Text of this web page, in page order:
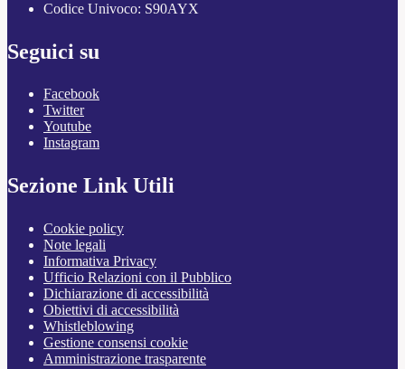
Codice Univoco: S90AYX
Seguici su
Facebook
Twitter
Youtube
Instagram
Sezione Link Utili
Cookie policy
Note legali
Informativa Privacy
Ufficio Relazioni con il Pubblico
Dichiarazione di accessibilità
Obiettivi di accessibilità
Whistleblowing
Gestione consensi cookie
Amministrazione trasparente